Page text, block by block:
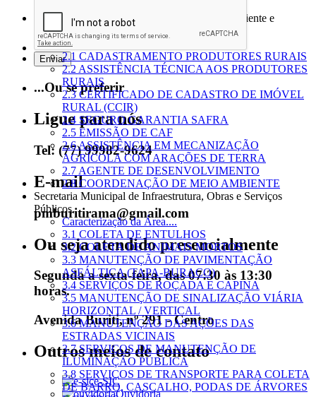
...Ou se preferir
Ligue para nós
Tel: (77) 99982-9624
E-mail
pmburitirama@gmail.com
Ou seja atendido presencialmente
Segunda a sexta-feira, das 07:30 às 13:30
horas.
Avenida Buriti, nº 291 - Centro
Outros meios de contato
e-SIC
Ouvidoria
Secretaria Municipal de Agricultura, Meio Ambiente e
Desenvolvimento Rural
Caracterização da Área...
2.1 CADASTRAMENTO PRODUTORES RURAIS
2.2 ASSISTÊNCIA TÉCNICA AOS PRODUTORES
RURAIS
2.3 CERTIFICADO DE CADASTRO DE IMÓVEL
RURAL (CCIR)
2.4 SEGURO GARANTIA SAFRA
2.5 EMISSÃO DE CAF
2.6 ASSISTÊNCIA EM MECANIZAÇÃO
AGRÍCOLA COM ARAÇÕES DE TERRA
2.7 AGENTE DE DESENVOLVIMENTO
2.8 COORDENAÇÃO DE MEIO AMBIENTE
Secretaria Municipal de Infraestrutura, Obras e Serviços
Públicos
Caracterização da Área....
3.1 COLETA DE ENTULHOS
3.2 COLETA DE ANIMAIS MORTOS
3.3 MANUTENÇÃO DE PAVIMENTAÇÃO
ASFÁLTICA (TAPA-BURACO)
3.4 SERVIÇOS DE ROÇADA E CAPINA
3.5 MANUTENÇÃO DE SINALIZAÇÃO VIÁRIA
HORIZONTAL / VERTICAL
3.6 MANUTENÇÃO DAS AÇÕES DAS
ESTRADAS VICINAIS
3.7 SERVIÇOS DE MANUTENÇÃO DE
ILUMINAÇÃO PÚBLICA
3.8 SERVIÇOS DE TRANSPORTE PARA COLETA
DE BARRO, CASCALHO, PODAS DE ÁRVORES